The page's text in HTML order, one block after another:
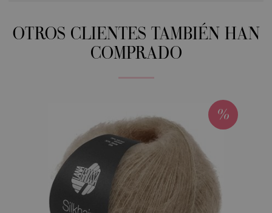
OTROS CLIENTES TAMBIÉN HAN
COMPRADO